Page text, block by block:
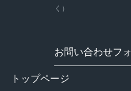
く）
お問い合わせフ
トップページ